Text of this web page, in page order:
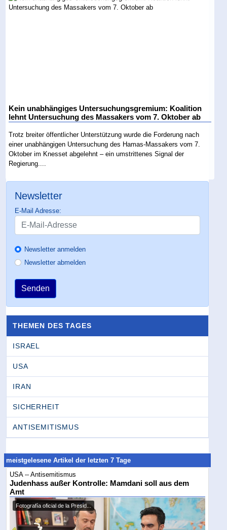
Kein unabhängiges Untersuchungsgremium: Koalition
lehnt Untersuchung des Massakers vom 7. Oktober ab
Trotz breiter öffentlicher Unterstützung wurde die Forderung nach
einer unabhängigen Untersuchung des Hamas-Massakers vom 7.
Oktober im Knesset abgelehnt – ein umstrittenes Signal der
Regierung....
Newsletter
E-Mail Adresse:
Newsletter anmelden
Newsletter abmelden
Senden
THEMEN DES TAGES
ISRAEL
USA
IRAN
SICHERHEIT
ANTISEMITISMUS
meistgelesene Artikel der letzten 7 Tage
USA -- Antisemitismus
Judenhass außer Kontrolle: Mamdani soll aus dem
Amt
Fotografía oficial de la Presid...